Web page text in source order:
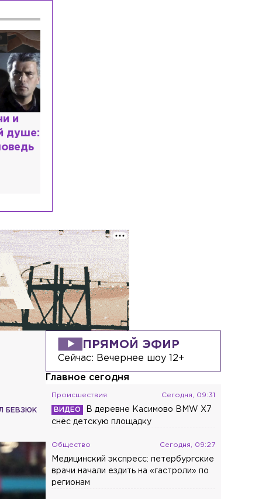
и
душе:
БЕВЗЮК
ПРЯМОЙ ЭФИР
Сейчас: Вечернее шоу 12+
Главное сегодня
Происшествия Сегодня, 09:31
В деревне Касимово BMW X7
снёс детскую площадку
Общество Сегодня, 09:27
Медицинский экспресс: петербургские
врачи начали ездить на «гастроли» по
регионам